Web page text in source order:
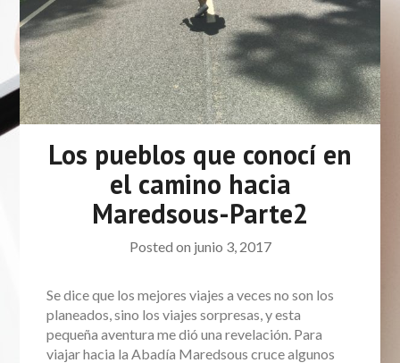
Los pueblos que conocí en
el camino hacia
Maredsous-Parte2
Posted on junio 3, 2017
Se dice que los mejores viajes a veces no son los
planeados, sino los viajes sorpresas, y esta
pequeña aventura me dió una revelación. Para
viajar hacia la Abadía Maredsous cruce algunos